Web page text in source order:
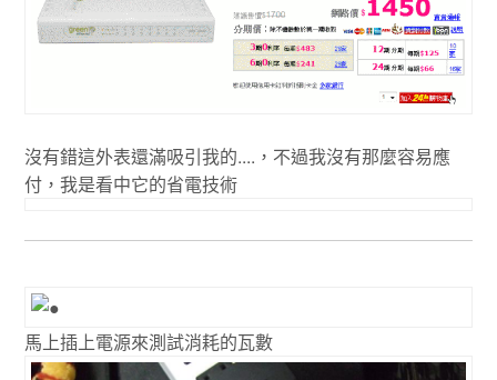
沒有錯這外表還滿吸引我的....，不過我沒有那麼容易應
付，我是看中它的省電技術
馬上插上電源來測試消耗的瓦數